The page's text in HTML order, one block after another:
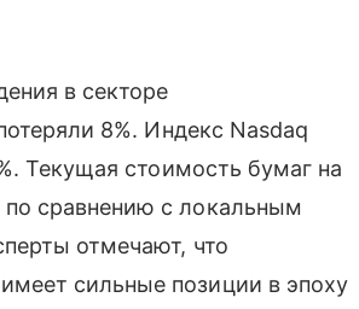
в секторе
8%. Индекс Nasdaq
Текущая стоимость бумаг на
сравнению с локальным
отмечают, что
сильные позиции в эпоху